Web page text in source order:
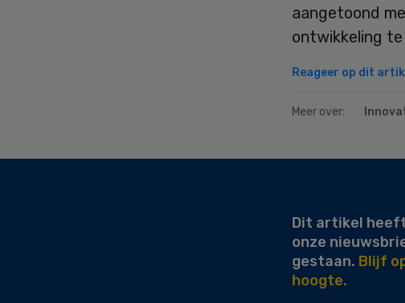
aangetoond
ontwikkeling
Reageer op dit
Meer over:
Dit artikel
onze
gestaan. Blijf
hoogte.